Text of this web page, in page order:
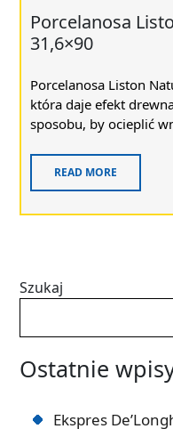
Porcelanosa
31,6×90
Porcelanosa Liston
która daje efekt
sposobu, by ocieplić
READ MORE
Szukaj
Ostatnie
Ekspres